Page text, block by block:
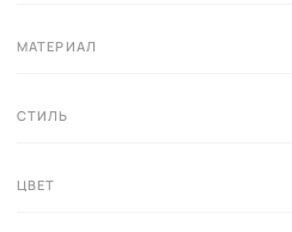
МАТЕРИАЛ
СТИЛЬ
ЦВЕТ